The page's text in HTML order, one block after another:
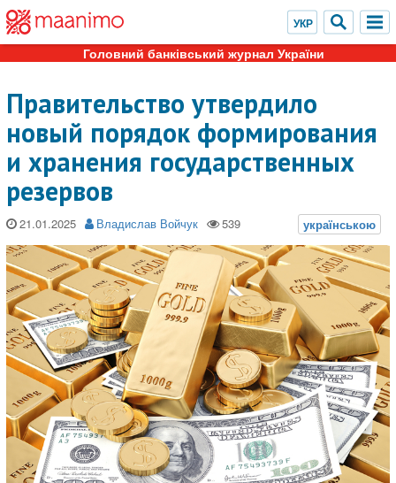
Головний банківський журнал України
Правительство утвердило
новый порядок формирования
и хранения государственных
резервов
21.01.2025 Владислав Войчук